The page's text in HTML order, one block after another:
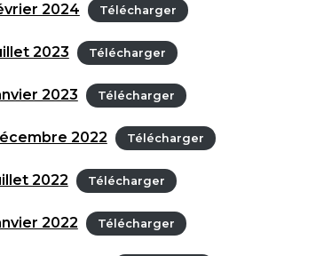
2024 Télécharger
2023 Télécharger
2023 Télécharger
2022 Télécharger
2022 Télécharger
2022 Télécharger